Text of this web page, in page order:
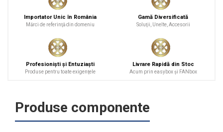
Importator Unic în România
Mărci de referinţă din domeniu
Gamă Diversificată
Soluţii, Unelte, Accesorii
Profesionişti şi Entuziaşti
Produse pentru toate exigenţele
Livrare Rapidă din Stoc
Acum prin easybox şi FANbox
Produse componente